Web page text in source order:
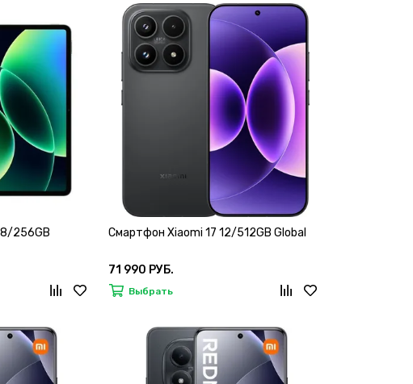
256GB Смартфон Xiaomi 17 12/512GB Global
71 990 РУБ.
Выбрать